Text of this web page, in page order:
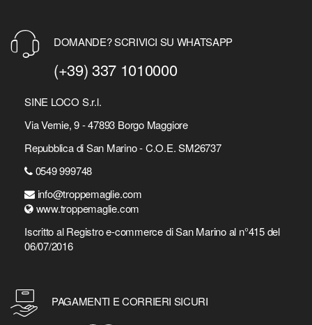
DOMANDE? SCRIVICI SU WHATSAPP
(+39) 337 1010000
SINE LOCO S.r.l.
Via Vernie, 9 - 47893 Borgo Maggiore
Repubblica di San Marino - C.O.E. SM26737
0549 999748
info@troppemaglie.com
www.troppemaglie.com
Iscritto al Registro e-commerce di San Marino al n°415 del
06/07/2016
PAGAMENTI E CORRIERI SICURI